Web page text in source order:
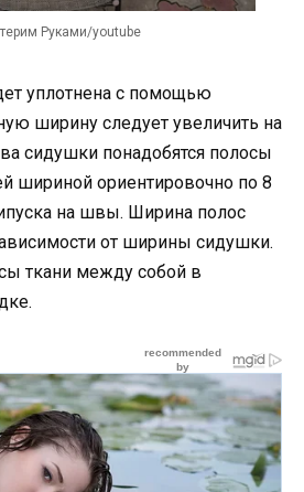
Руками/youtube
уплотнена с помощью
ширину следует увеличить на
сидушки понадобятся полосы
шириной ориентировочно по 8
на швы. Ширина полос
от ширины сидушки.
ткани между собой в